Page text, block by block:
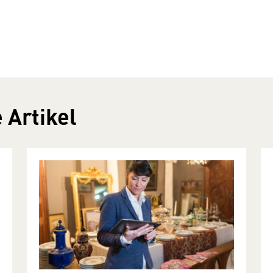
Artikel